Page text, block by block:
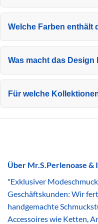
Welche Farben enthält
Was macht das Design
Für welche
Über Mr.S.Perlenoase &
"Exklusiver
Geschäftskunden: Wir
handgemachte
Accessoires wie Ketten,